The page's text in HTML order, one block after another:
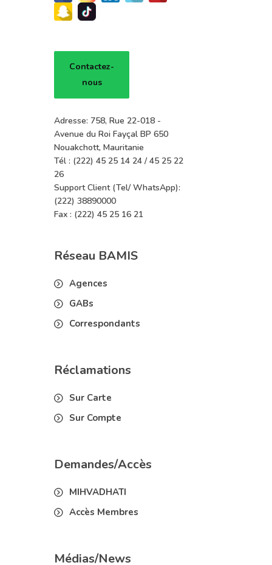
Contactez-
nous
Adresse: 758, Rue 22-018 -
Avenue du Roi Fayçal BP 650
Nouakchott, Mauritanie
Tél : (222) 45 25 14 24 / 45 25 22
26
Support Client (Tel/ WhatsApp):
(222) 38890000
Fax : (222) 45 25 16 21
Réseau BAMIS
Agences
GABs
Correspondants
Réclamations
Sur Carte
Sur Compte
Demandes/Accès
MIHVADHATI
Accès Membres
Médias/News